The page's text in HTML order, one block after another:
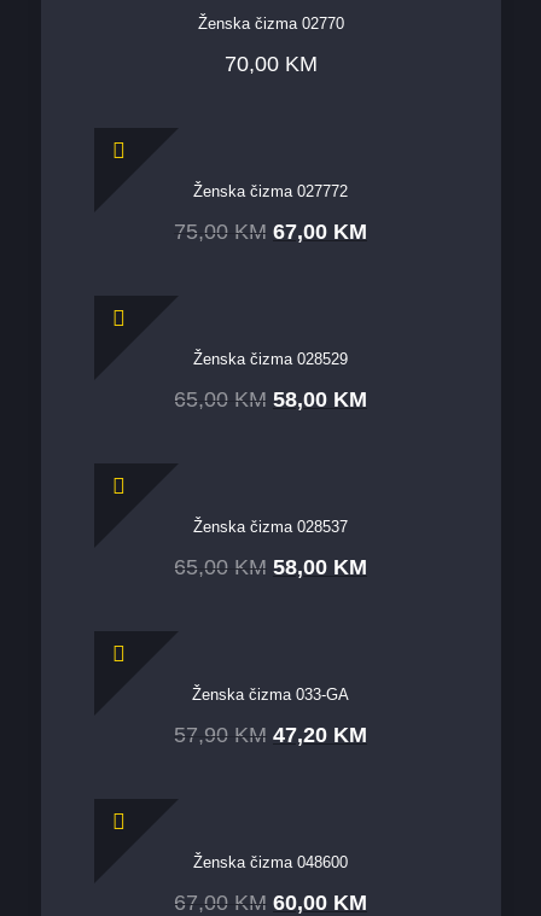
Ženska čizma 02770
70,00 KM
Ženska čizma 027772
75,00 KM 67,00 KM
Ženska čizma 028529
65,00 KM 58,00 KM
Ženska čizma 028537
65,00 KM 58,00 KM
Ženska čizma 033-GA
57,90 KM 47,20 KM
Ženska čizma 048600
67,00 KM 60,00 KM